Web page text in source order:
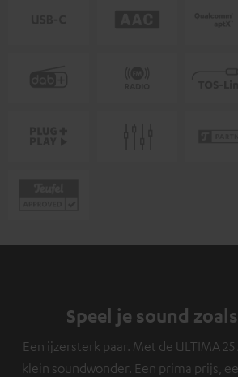
Speel je sound
Een ijzersterk paar. Met de ULTIMA
klein soundwonder. Een prima prijs,